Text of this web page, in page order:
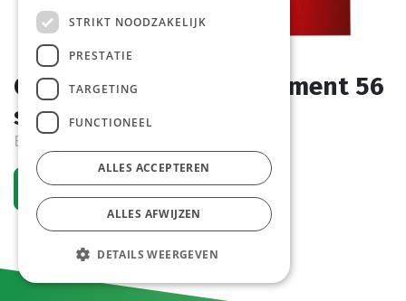
Côte d'Or repen assortiment 56
st
Bestelartikel
Vraag een account aan
STRIKT NOODZAKELIJK
PRESTATIE
TARGETING
FUNCTIONEEL
ALLES ACCEPTEREN
ALLES AFWIJZEN
DETAILS WEERGEVEN